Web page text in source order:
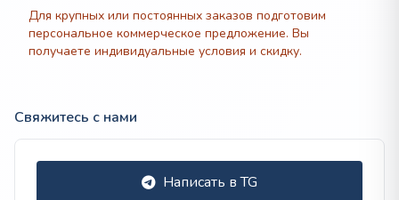
Для крупных или постоянных заказов подготовим
персональное коммерческое предложение. Вы
получаете индивидуальные условия и скидку.
Свяжитесь с нами
Написать в TG